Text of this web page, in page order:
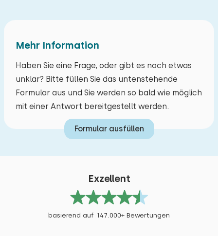
Mehr Information
Haben Sie eine Frage, oder gibt es noch etwas
unklar? Bitte füllen Sie das untenstehende
Formular aus und Sie werden so bald wie möglich
mit einer Antwort bereitgestellt werden.
Formular ausfüllen
Exzellent
basierend auf 147.000+ Bewertungen